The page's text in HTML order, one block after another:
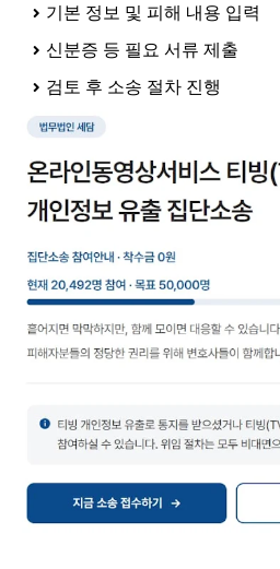
기본 정보 및 피해 내용 입력
신분증 등 필요 서류 제출
검토 후 소송 절차 진행